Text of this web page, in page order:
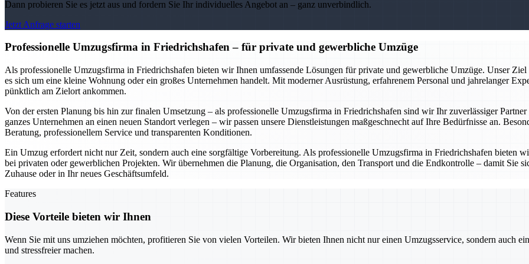
Dann probieren Sie es jetzt aus und fordern Sie Ihr individuelles Angebot an – ganz unverbindlich.
Jetzt Anfrage starten
Professionelle Umzugsfirma in Friedrichshafen – für private und gewerbliche Umzüge
Als professionelle Umzugsfirma in Friedrichshafen bieten wir Ihnen umfassende Lösungen für private und gewerbliche Umzüge. Unser
es sich um eine kleine Wohnung oder ein großes Unternehmen handelt. Mit moderner Ausrüstung, erfahrenem Personal und jahrelanger
pünktlich am Zielort ankommen.
Von der ersten Planung bis hin zur finalen Umsetzung – als professionelle Umzugsfirma in Friedrichshafen sind wir Ihr zuverlässiger
ganzes Unternehmen an einen neuen Standort verlegen – wir passen unsere Dienstleistungen maßgeschnecht auf Ihre Bedürfnisse an.
Beratung, professionellem Service und transparenten Konditionen.
Ein Umzug erfordert nicht nur Zeit, sondern auch eine sorgfältige Vorbereitung. Als professionelle Umzugsfirma in Friedrichshafen bieten
bei privaten oder gewerblichen Projekten. Wir übernehmen die Planung, die Organisation, den Transport und die Endkontrolle – damit Sie
Zuhause oder in Ihr neues Geschäftsumfeld.
Features
Diese Vorteile bieten wir Ihnen
Wenn Sie mit uns umziehen möchten, profitieren Sie von vielen Vorteilen. Wir bieten Ihnen nicht nur einen Umzugsservice, sondern auch
und stressfreier machen.